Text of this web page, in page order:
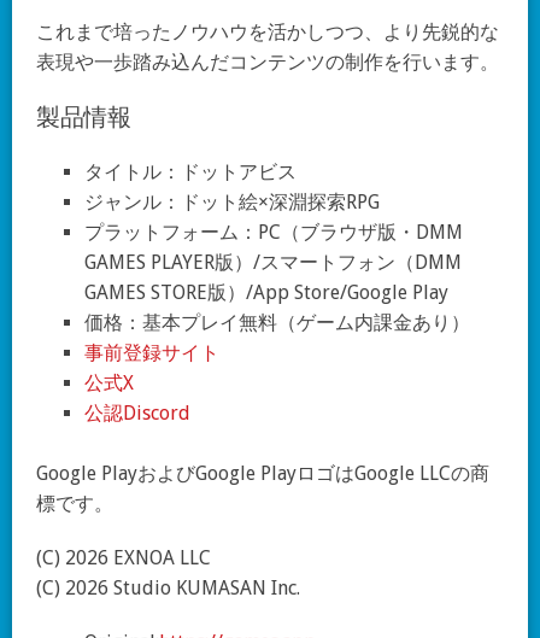
これまで培ったノウハウを活かしつつ、より先鋭的な
表現や一歩踏み込んだコンテンツの制作を行います。
製品情報
タイトル：ドットアビス
ジャンル：ドット絵×深淵探索RPG
プラットフォーム：PC（ブラウザ版・DMM
GAMES PLAYER版）/スマートフォン（DMM
GAMES STORE版）/App Store/Google Play
価格：基本プレイ無料（ゲーム内課金あり）
事前登録サイト
公式X
公認Discord
Google PlayおよびGoogle PlayロゴはGoogle LLCの商
標です。
(C) 2026 EXNOA LLC
(C) 2026 Studio KUMASAN Inc.